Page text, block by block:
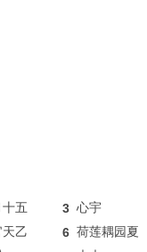
十五 3 心宇
乙 6 荷莲耦园夏